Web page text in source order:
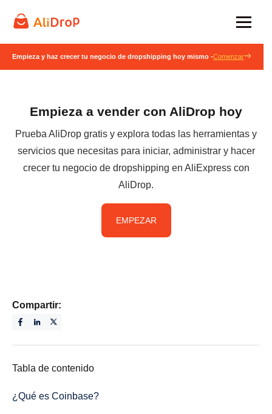
Empieza y haz crecer tu negocio de dropshipping hoy mismo -Comenzar
Empieza a vender con AliDrop hoy
Prueba AliDrop gratis y explora todas las herramientas y
servicios que necesitas para iniciar, administrar y hacer
crecer tu negocio de dropshipping en AliExpress con
AliDrop.
EMPEZAR
Compartir:
Tabla de contenido
¿Qué es Coinbase?